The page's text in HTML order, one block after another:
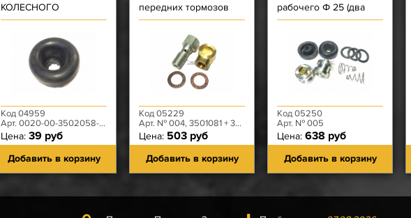
КОЛЕСНОГО
цилиндра) на 32
Код 04959
Арт. 0020-00-3502058-00
Цена: 39 руб
Добавить в корзину
передних тормозов
Код 05229
Арт. № 004, 3501081 + 3501082 + 3506013
Цена: 503 руб
Добавить в корзину
рабочего Ф 25 (два
поршня - на одно
Автодетальсервис
Код 05250
Арт. № 005
Цена: 638 руб
Добавить в корзину